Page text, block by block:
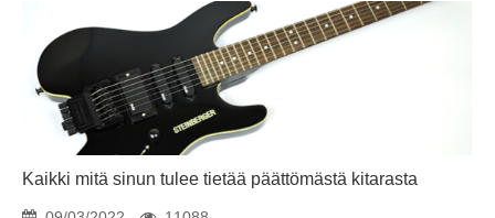
Kaikki mitä sinun tulee tietää päättömästä kitarasta